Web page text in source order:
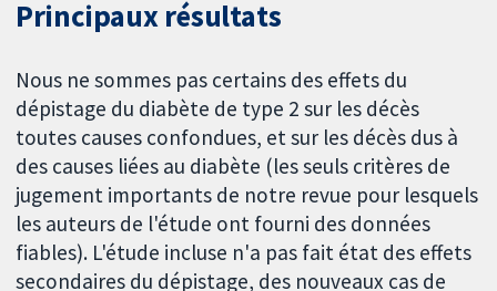
Principaux résultats
Nous ne sommes pas certains des effets du
dépistage du diabète de type 2 sur les décès
toutes causes confondues, et sur les décès dus à
des causes liées au diabète (les seuls critères de
jugement importants de notre revue pour lesquels
les auteurs de l'étude ont fourni des données
fiables). L'étude incluse n'a pas fait état des effets
secondaires du dépistage, des nouveaux cas de